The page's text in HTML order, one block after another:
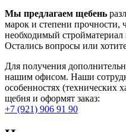
Мы предлагаем щебень
марок и степени прочности,
необходимый
Остались вопросы или
Для получения
нашим офисом. Наши
особенностях (технических
щебня и оформят заказ:
+7 (921) 906 91 90